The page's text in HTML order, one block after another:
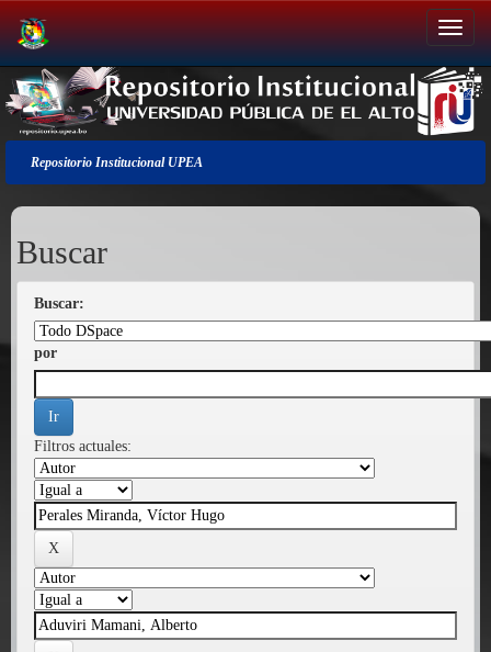
Salir
de
la
navegación
Repositorio Institucional UPEA
Buscar
Buscar:
por
Filtros actuales: